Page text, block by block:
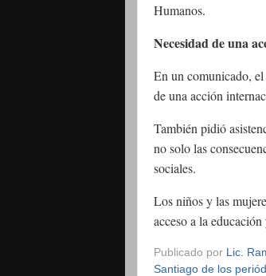
Humanos.
Necesidad de una
En un comunicado,
de una acción
También pidió
no solo las
sociales.
Los niños y las
acceso a la
Publicado por Lic.
Santiago de los